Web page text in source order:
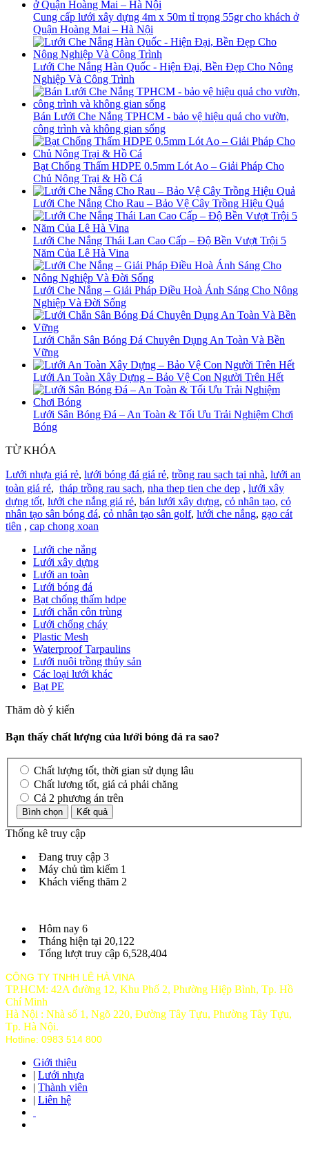
Cung cấp lưới xây dựng 4m x 50m tỉ trọng 55gr cho khách ở
Quận Hoàng Mai – Hà Nội
Lưới Che Nắng Hàn Quốc - Hiện Đại, Bền Đẹp Cho Nông
Nghiệp Và Công Trình
Bán Lưới Che Nắng TPHCM - bảo vệ hiệu quả cho vườn,
công trình và không gian sống
Bạt Chống Thấm HDPE 0.5mm Lót Ao – Giải Pháp Cho
Chủ Nông Trại & Hồ Cá
Lưới Che Nắng Cho Rau – Bảo Vệ Cây Trồng Hiệu Quả
Lưới Che Nắng Thái Lan Cao Cấp – Độ Bền Vượt Trội 5
Năm Của Lê Hà Vina
Lưới Che Nắng – Giải Pháp Điều Hoà Ánh Sáng Cho Nông
Nghiệp Và Đời Sống
Lưới Chắn Sân Bóng Đá Chuyên Dụng An Toàn Và Bền
Vững
Lưới An Toàn Xây Dựng – Bảo Vệ Con Người Trên Hết
Lưới Sân Bóng Đá – An Toàn & Tối Ưu Trải Nghiệm Chơi
Bóng
TỪ KHÓA
Lưới nhựa giá rẻ, lưới bóng đá giá rẻ, trồng rau sạch tại nhà, lưới an
toàn giá rẻ, tháp trồng rau sạch, nha thep tien che dep , lưới xây
dựng tốt, lưới che nắng giá rẻ, bán lưới xây dựng, cỏ nhân tạo, cỏ
nhân tạo sân bóng đá, cỏ nhân tạo sân golf, lưới che nắng, gạo cát
tiên , cap chong xoan
Lưới che nắng
Lưới xây dựng
Lưới an toàn
Lưới bóng đá
Bạt chống thấm hdpe
Lưới chắn côn trùng
Lưới chống cháy
Plastic Mesh
Waterproof Tarpaulins
Lưới nuôi trồng thủy sản
Các loại lưới khác
Bạt PE
Thăm dò ý kiến
Bạn thấy chất lượng của lưới bóng đá ra sao?
Chất lượng tốt, thời gian sử dụng lâu
Chất lương tốt, giá cả phải chăng
Cả 2 phương án trên
Thống kê truy cập
Đang truy cập 3
Máy chủ tìm kiếm 1
Khách viếng thăm 2
Hôm nay 6
Tháng hiện tại 20,122
Tổng lượt truy cập 6,528,404
CÔNG TY TNHH LÊ HÀ VINA
TP.HCM: 42A đường 12, Khu Phố 2, Phường Hiệp Bình, Tp. Hồ
Chí Minh
Hà Nội : Nhà số 1, Ngõ 220, Đường Tây Tựu, Phường Tây Tựu,
Tp. Hà Nội.
Hotline: 0983 514 800
Giới thiệu
| Lưới nhựa
| Thành viên
| Liên hệ